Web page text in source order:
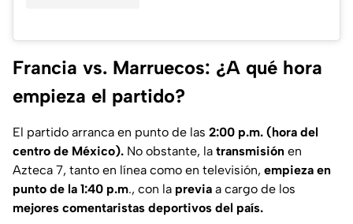
Francia vs. Marruecos: ¿A qué hora
empieza el partido?
El partido arranca en punto de las 2:00 p.m. (hora del
centro de México). No obstante, la transmisión en
Azteca 7, tanto en línea como en televisión, empieza en
punto de la 1:40 p.m., con la previa a cargo de los
mejores comentaristas deportivos del país.